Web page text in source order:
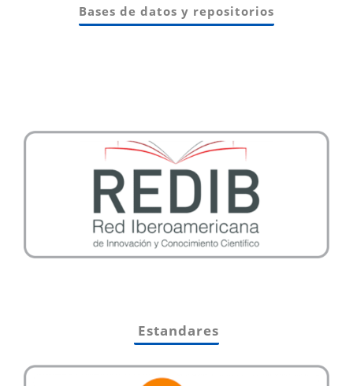
Bases de datos y repositorios
Estandares